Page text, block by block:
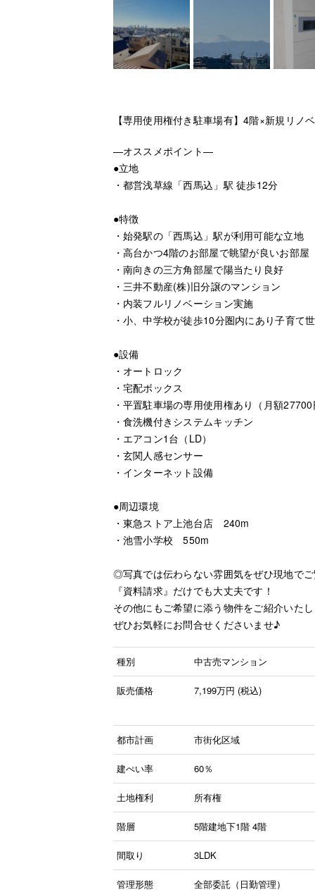
【専用使用権付き駐車場有】4階×新規リ
―オススメポイント―
●立地
・都営浅草線「西馬込」駅 徒歩12分
●特徴
・始発駅の「西馬込」駅が利用可能な立地
・高台かつ4階のお部屋で眺望が良いお部屋
・南向きの三方角部屋で陽当たり良好
・三井不動産(株)旧分譲のマンション
・内装フルリノベーション実施
・小、中学校が徒歩10分圏内にあり子育て
●設備
・オートロック
・宅配ボックス
・平置駐車場の専用使用権あり（月額
・食洗機付きシステムキッチン
・エアコン1台（LD）
・玄関人感センサー
・インターネット設備
●周辺環境
・東急ストア上池台店 240m
・池雪小学校 550m
◎写真では伝わらない雰囲気をぜひ現地で
『資料請求』だけでも大丈夫です！
その他にもご希望に添う物件をご紹介いた
ぜひお気軽にお問合せくださいませ♪
種別 中古売マンション
販売価格 7,199万円 (税込)
都市計画 市街化区域
建ぺい率 60％
土地権利 所有権
階層 5階建地下1階 4階
間取り 3LDK
管理形態 全部委託（日勤管理）